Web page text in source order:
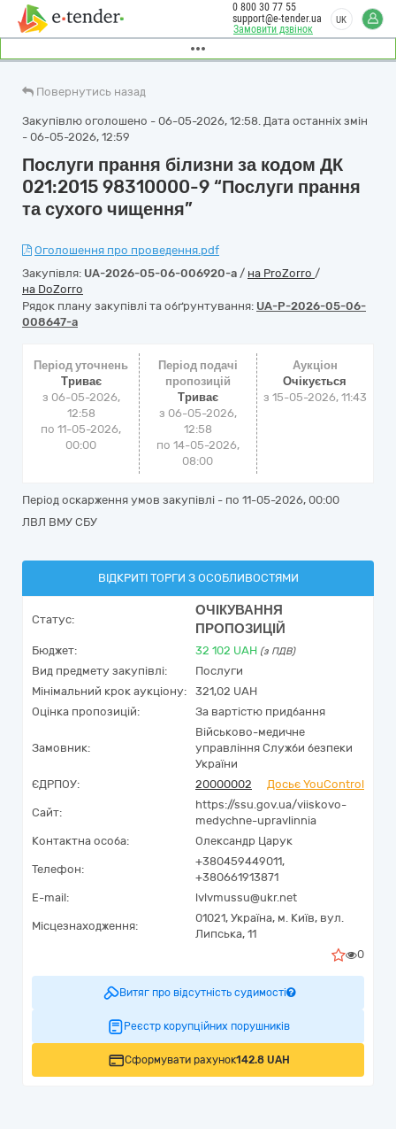
Замовити дзвінок
0 800 30 77 55
support@e-tender.ua
UK
Повернутись назад
Закупівлю оголошено - 06-05-2026, 12:58. Дата останніх змін
- 06-05-2026, 12:59
Послуги прання білизни за кодом ДК
021:2015 98310000-9 “Послуги прання
та сухого чищення”
Оголошення про проведення.pdf
Закупівля: UA-2026-05-06-006920-a / на ProZorro /
на DoZorro
Рядок плану закупівлі та обґрунтування: UA-P-2026-05-06-
008647-a
Період уточнень
Триває
з 06-05-2026,
12:58
по 11-05-2026,
00:00
Період подачі
пропозицій
Триває
з 06-05-2026,
12:58
по 14-05-2026,
08:00
Аукціон
Очікується
з 15-05-2026, 11:43
Період оскарження умов закупівлі - по 11-05-2026, 00:00
ЛВЛ ВМУ СБУ
ВІДКРИТІ ТОРГИ З ОСОБЛИВОСТЯМИ
Статус:
ОЧІКУВАННЯ
ПРОПОЗИЦІЙ
Бюджет: 32 102 UAH (з ПДВ)
Вид предмету закупівлі:
Послуги
Мінімальний крок аукціону:
321,02 UAH
Оцінка пропозицій:
За вартістю придбання
Замовник:
Військово-медичне
управління Служби безпеки
України
ЄДРПОУ:
20000002 Досьє YouControl
Сайт:
https://ssu.gov.ua/viiskovo-
medychne-upravlinnia
Контактна особа:
Олександр Царук
Телефон:
+380459449011,
+380661913871
E-mail:
lvlvmussu@ukr.net
Місцезнаходження:
01021, Україна, м. Київ, вул.
Липська, 11
0
Витяг про відсутність судимості
Реєстр корупційних порушників
Сформувати рахунок142.8 UAH